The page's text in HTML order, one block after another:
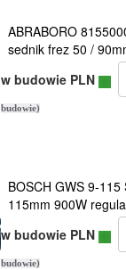
ABRABORO
sednik frez 50 /
w budowie PLN
budowie)
BOSCH GWS 9-
115mm 900W
w budowie PLN
budowie)